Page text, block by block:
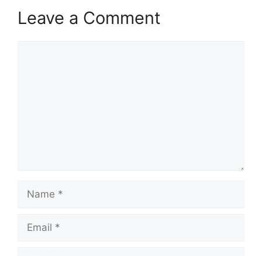
Leave a Comment
Name
Email